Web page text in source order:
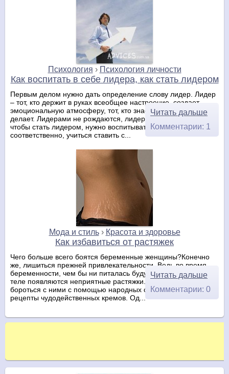
Психология › Психология личности
Как воспитать в себе лидера, как стать лидером
Первым делом нужно дать определение слову лидер. Лидер
– тот, кто держит в руках всеобщее настроение, создает
эмоциональную атмосферу, тот, кто знает для, чего он это
делает. Лидерами не рождаются, лидерами становятся. И
чтобы стать лидером, нужно воспитывать себя
соответственно, учиться ставить с...
Читать дальше
Комментарии: 1
Мода и стиль› Красота и здоровье
Как избавиться от растяжек
Чего больше всего боятся беременные женщины?Конечно
же, лишиться прежней привлекательности. Ведь во время
беременности, чем бы ни питалась будущая мамочка, на
теле появляются неприятные растяжки. Медики советуют
бороться с ними с помощью народных средств, выписывая
рецепты чудодейственных кремов. Од...
Читать дальше
Комментарии: 0